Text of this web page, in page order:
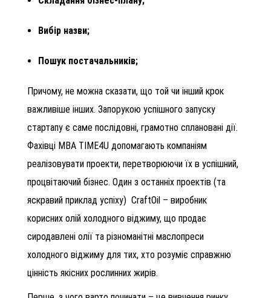
Вибір назви;
Пошук постачальників;
Причому, не можна сказати, що той чи інший крок
важливіше інших. Запорукою успішного запуску
стартапу є саме послідовні, грамотно сплановані дії.
Фахівці MBA TIME4U допомагають компаніям
реалізовувати проекти, перетворюючи їх в успішний,
процвітаючий бізнес. Один з останніх проектів (та
яскравий приклад успіху) CraftOil – виробник
корисних олій холодного віджиму, що продає
сиродавлені олії та різноманітні маслопреси
холодного віджиму для тих, хто розуміє справжню
цінність якісних рослинних жирів.